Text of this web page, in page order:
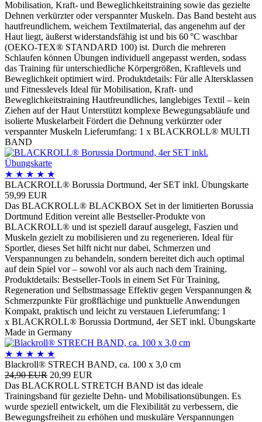
Mobilisation, Kraft- und Beweglichkeitstraining sowie das gezielte
Dehnen verkürzter oder verspannter Muskeln. Das Band besteht aus
hautfreundlichem, weichem Textilmaterial, das angenehm auf der
Haut liegt, äußerst widerstandsfähig ist und bis 60 °C waschbar
(OEKO-TEX® STANDARD 100) ist. Durch die mehreren
Schlaufen können Übungen individuell angepasst werden, sodass
das Training für unterschiedliche Körpergrößen, Kraftlevels und
Beweglichkeit optimiert wird. Produktdetails: Für alle Altersklassen
und Fitnesslevels Ideal für Mobilisation, Kraft- und
Beweglichkeitstraining Hautfreundliches, langlebiges Textil – kein
Ziehen auf der Haut Unterstützt komplexe Bewegungsabläufe und
isolierte Muskelarbeit Fördert die Dehnung verkürzter oder
verspannter Muskeln Lieferumfang: 1 x BLACKROLL® MULTI
BAND
★ ★ ★ ★ ★
BLACKROLL® Borussia Dortmund, 4er SET inkl. Übungskarte
59,99 EUR
Das BLACKROLL® BLACKBOX Set in der limitierten Borussia
Dortmund Edition vereint alle Bestseller-Produkte von
BLACKROLL® und ist speziell darauf ausgelegt, Faszien und
Muskeln gezielt zu mobilisieren und zu regenerieren. Ideal für
Sportler, dieses Set hilft nicht nur dabei, Schmerzen und
Verspannungen zu behandeln, sondern bereitet dich auch optimal
auf dein Spiel vor – sowohl vor als auch nach dem Training.
Produktdetails: Bestseller-Tools in einem Set Für Training,
Regeneration und Selbstmassage Effektiv gegen Verspannungen &
Schmerzpunkte Für großflächige und punktuelle Anwendungen
Kompakt, praktisch und leicht zu verstauen Lieferumfang: 1
x BLACKROLL® Borussia Dortmund, 4er SET inkl. Übungskarte
Made in Germany
★ ★ ★ ★ ★
Blackroll® STRECH BAND, ca. 100 x 3,0 cm
24,90 EUR 20,99 EUR
Das BLACKROLL STRETCH BAND ist das ideale
Trainingsband für gezielte Dehn- und Mobilisationsübungen. Es
wurde speziell entwickelt, um die Flexibilität zu verbessern, die
Bewegungsfreiheit zu erhöhen und muskuläre Verspannungen